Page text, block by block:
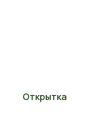
Открытка